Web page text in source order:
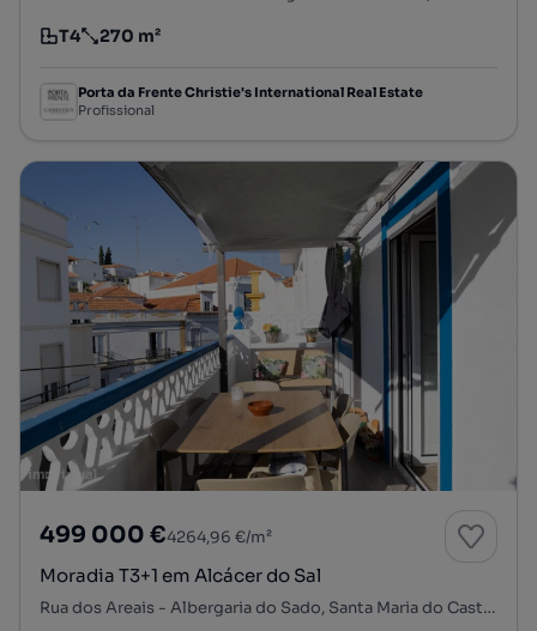
Tipologia
T4
Preço por metro quadrado
270 m²
Porta da Frente Christie's International Real Estate
Profissional
499 000 €4264,96 €/m²
Moradia T3+1 em Alcácer do Sal
Rua dos Areais - Albergaria do Sado, Santa Maria do Castelo e Santiago e Santa Susana, Alcácer do Sal, Setúbal